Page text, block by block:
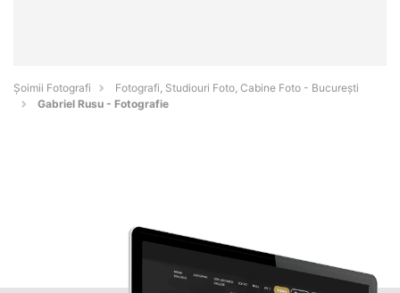
Șoimii Fotografi
Fotografi, Studiouri Foto, Cabine Foto - Bucureşti
Gabriel Rusu - Fotografie